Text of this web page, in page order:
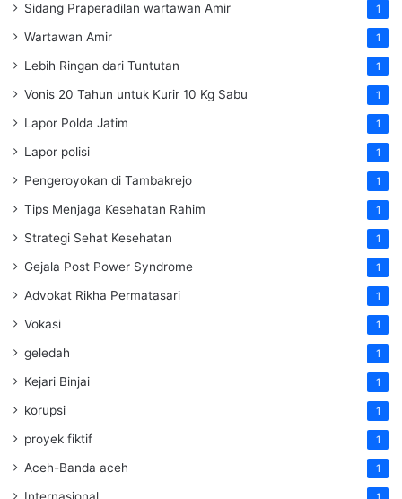
Sidang Praperadilan wartawan Amir 1
Wartawan Amir 1
Lebih Ringan dari Tuntutan 1
Vonis 20 Tahun untuk Kurir 10 Kg Sabu 1
Lapor Polda Jatim 1
Lapor polisi 1
Pengeroyokan di Tambakrejo 1
Tips Menjaga Kesehatan Rahim 1
Strategi Sehat Kesehatan 1
Gejala Post Power Syndrome 1
Advokat Rikha Permatasari 1
Vokasi 1
geledah 1
Kejari Binjai 1
korupsi 1
proyek fiktif 1
Aceh-Banda aceh 1